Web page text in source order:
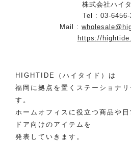
株式会社ハイ
Tel : 03-6456-
Mail :
https://
HIGHTIDE（ハイタイド）は
福岡に拠点を置くステーショナ
す。
ホームオフィスに役立つ商品や
ドア向けのアイテムを
発表していきます。